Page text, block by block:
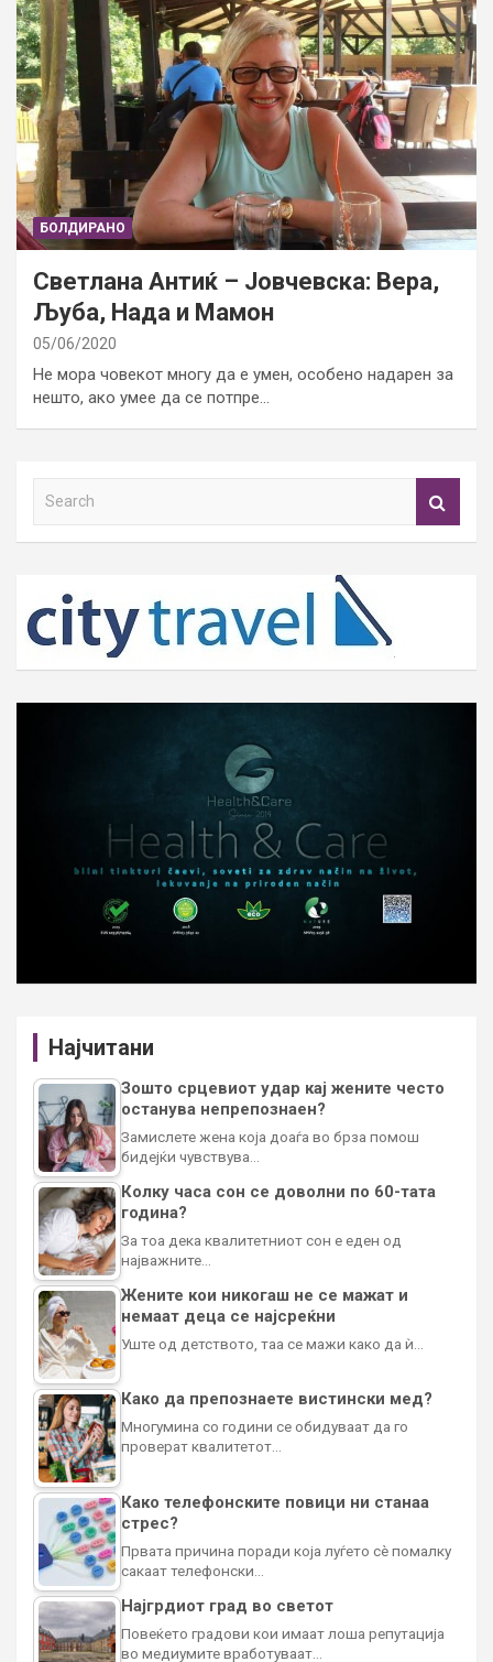
БОЛДИРАНО
Светлана Антиќ – Јовчевска: Вера,
Љуба, Нада и Мамон
05/06/2020
Не мора човекот многу да е умен, особено надарен за
нешто, ако умее да се потпре…
h
Најчитани
Зошто срцевиот удар кај жените често
останува непрепознаен?
Замислете жена која доаѓа во брза помош
бидејќи чувствува…
Колку часа сон се доволни по 60-тата
година?
За тоа дека квалитетниот сон е еден од
најважните…
Жените кои никогаш не се мажат и
немаат деца се најсреќни
Уште од детството, таа се мажи како да ѝ…
Како да препознаете вистински мед?
Многумина со години се обидуваат да го
проверат квалитетот…
Како телефонските повици ни станаа
стрес?
Првата причина поради која луѓето сè помалку
сакаат телефонски…
Најгрдиот град во светот
Повеќето градови кои имаат лоша репутација
во медиумите вработуваат…